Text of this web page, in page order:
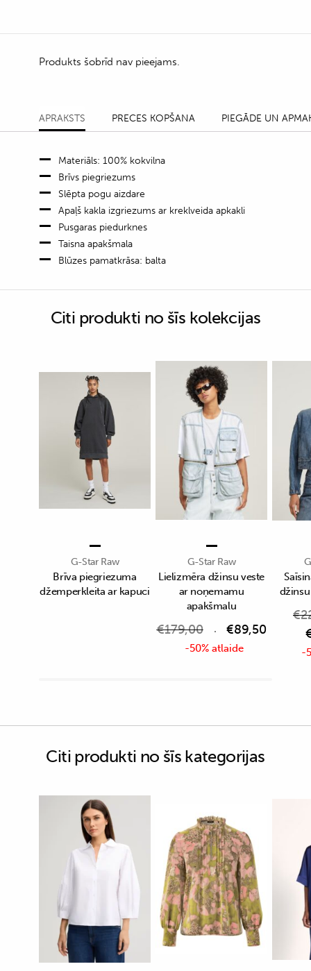
Produkts šobrīd nav pieejams.
APRAKSTS PRECES KOPŠANA PIEGĀDE UN
Materiāls: 100% kokvilna
Brīvs piegriezums
Slēpta pogu aizdare
Apaļš kakla izgriezums ar kreklveida apkakli
Pusgaras piedurknes
Taisna apakšmala
Blūzes pamatkrāsa: balta
Citi produkti no šīs kolekcijas
G-Star Raw
Brīva piegriezuma
džemperkleita ar kapuci
G-Star Raw
Lielizmēra džinsu veste
ar noņemamu
apakšmalu
€179,00 €89,50
-50% atlaide
€
-
Citi produkti no šīs kategorijas